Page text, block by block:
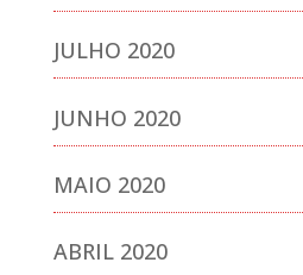
JULHO 2020
JUNHO 2020
MAIO 2020
ABRIL 2020